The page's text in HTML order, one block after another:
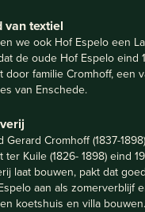
van textiel
we ook Hof Espelo een
de oude Hof Espelo eind
door familie Cromhoff, een
van Enschede.
Gerard Cromhoff (1837-
ter Kuile (1826- 1898) eind
laat bouwen, pakt dat
aan als zomerverblijf
koetshuis en villa bouwen.